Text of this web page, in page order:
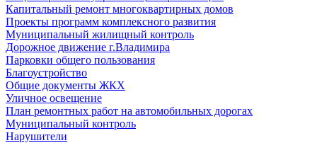
Капитальный ремонт многоквартирных домов
Проекты программ комплексного развития
Муниципальный жилищный контроль
Дорожное движение г.Владимира
Парковки общего пользования
Благоустройство
Общие документы ЖКХ
Уличное освещение
План ремонтных работ на автомобильных дорогах
Муниципальный контроль
Нарушители